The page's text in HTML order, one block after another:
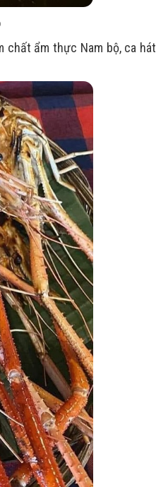
ẩm thực Nam bộ, ca hát